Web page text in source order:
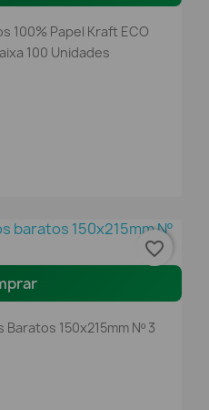
100% Papel Kraft ECO
100 Unidades
150x215mm Nº 3
favorite_border